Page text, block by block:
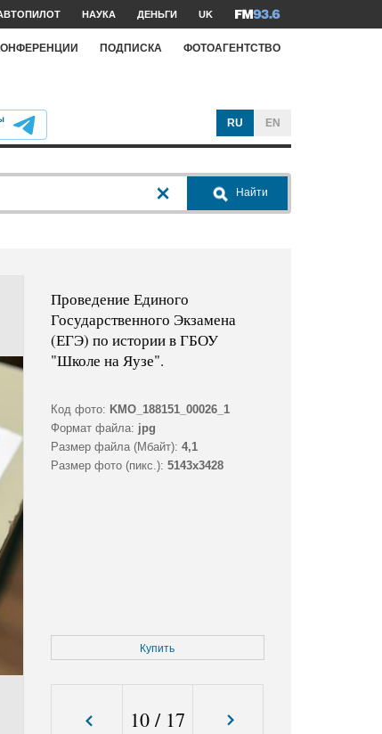
НАУКА ДЕНЬГИ UK
ПОДПИСКА ФОТОАГЕНТСТВО
RU EN
Найти
Проведение Единого
Государственного Экзамена
(ЕГЭ) по истории в ГБОУ
"Школе на Яузе".
Код фото: KMO_188151_00026_1
Формат файла: jpg
Размер файла (Мбайт): 4,1
Размер фото (пикс.): 5143x3428
Купить
10/ 17